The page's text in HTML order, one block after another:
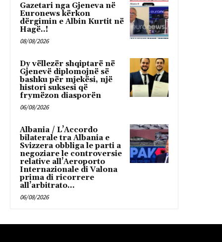
Gazetari nga Gjeneva në
Euronews kërkon
dërgimin e Albin Kurtit në
Hagë..!
08/08/2026
Dy vëllezër shqiptarë në
Gjenevë diplomojnë së
bashku për mjekësi, një
histori suksesi që
frymëzon diasporën
06/08/2026
Albania / L’Accordo
bilaterale tra Albania e
Svizzera obbliga le parti a
negoziare le controversie
relative all’Aeroporto
Internazionale di Valona
prima di ricorrere
all’arbitrato...
06/08/2026